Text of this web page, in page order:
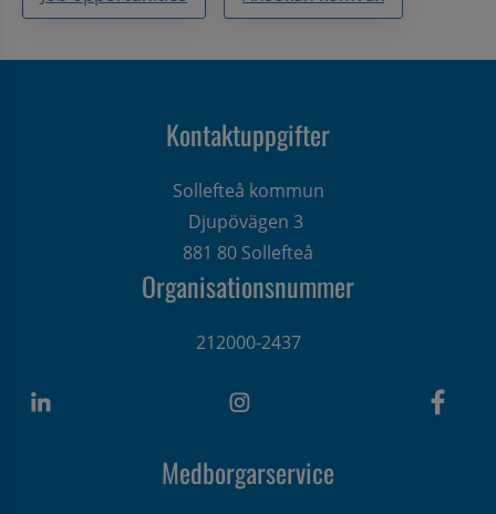
Kontaktuppgifter
Sollefteå kommun
Djupövägen 3
881 80 Sollefteå
Organisationsnummer
212000-2437
Medborgarservice